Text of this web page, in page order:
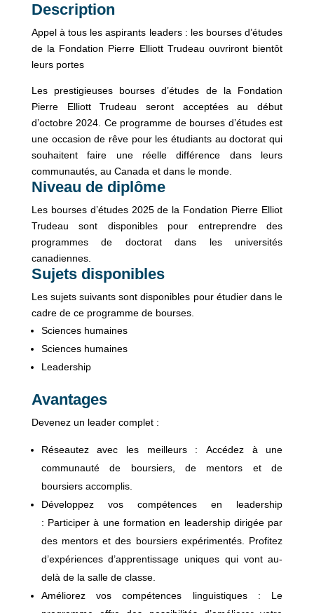
Description
Appel à tous les aspirants leaders : les bourses d’études
de la Fondation Pierre Elliott Trudeau ouvriront bientôt
leurs portes
Les prestigieuses bourses d’études de la Fondation
Pierre Elliott Trudeau seront acceptées au début
d’octobre 2024. Ce programme de bourses d’études est
une occasion de rêve pour les étudiants au doctorat qui
souhaitent faire une réelle différence dans leurs
communautés, au Canada et dans le monde.
Niveau de diplôme
Les bourses d’études 2025 de la Fondation Pierre Elliot
Trudeau sont disponibles pour entreprendre des
programmes de doctorat dans les universités
canadiennes.
Sujets disponibles
Les sujets suivants sont disponibles pour étudier dans le
cadre de ce programme de bourses.
Sciences humaines
Sciences humaines
Leadership
Avantages
Devenez un leader complet :
Réseautez avec les meilleurs : Accédez à une
communauté de boursiers, de mentors et de
boursiers accomplis.
Développez vos compétences en leadership
: Participer à une formation en leadership dirigée par
des mentors et des boursiers expérimentés. Profitez
d’expériences d’apprentissage uniques qui vont au-
delà de la salle de classe.
Améliorez vos compétences linguistiques : Le